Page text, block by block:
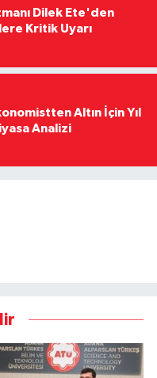
Dilek Ete'den
Kritik Uyarı
Altın İçin Yıl
Analizi